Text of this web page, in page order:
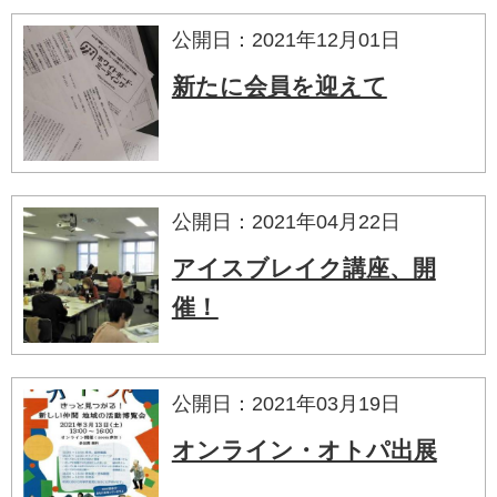
公開日：2021年12月01日
新たに会員を迎えて
公開日：2021年04月22日
アイスブレイク講座、開
催！
公開日：2021年03月19日
オンライン・オトパ出展